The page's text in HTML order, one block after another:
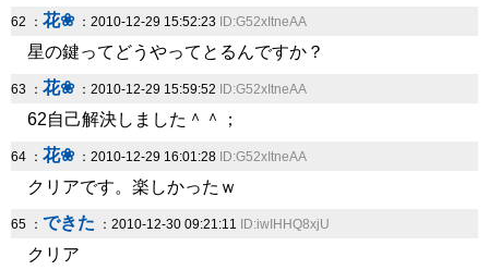
62 ： 花❀：2010-12-29 15:52:23 ID:G52xItneAA
星の鍵ってどうやってとるんですか？
63 ： 花❀：2010-12-29 15:59:52 ID:G52xItneAA
62自己解決しました＾＾；
64 ： 花❀：2010-12-29 16:01:28 ID:G52xItneAA
クリアです。楽しかったｗ
65 ： できた ：2010-12-30 09:21:11 ID:iwIHHQ8xjU
クリア